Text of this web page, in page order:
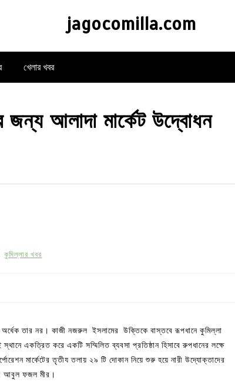
jagocomilla.com
খেলার খবর
জন্য আলাদা মার্কেট উদ্বোধন
কুমিল্লার খবর
অর্ধেক তার নর। কাজী নজরুল ইসলামের উক্তিকে বাস্তবে রূপধানে কুমিল্লা
একত্রিত করে একটি সম্মিলিত ব্যবসা প্রতিষ্ঠান হিসাবে রুপধানের লক্ষে
মার্কেটের তৃতীয তলায় ২৯ টি দোকান নিয়ে শুরু হয়ে নারী উদ্যোক্তাদের
আবুল ফজল মীর।